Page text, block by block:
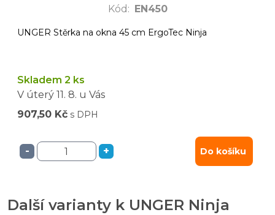
Kód : EN450
UNGER Stěrka na okna 45 cm ErgoTec Ninja
Skladem 2 ks
V úterý 11. 8. u Vás
907,50 Kč s DPH
- + Do košíku
Další varianty k UNGER Ninja